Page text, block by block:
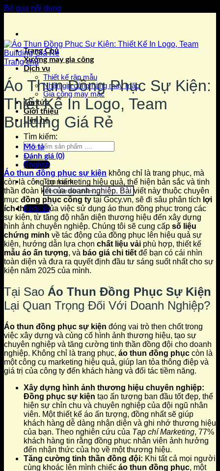
Bỏ qua nội dung
Trang Chủ
Xưởng may gia công
Dịch vụ
Thiết kế rập mẫu
Nhận gia công hàng may mặc
Gia công may mặc
Tin tức
Giới thiệu
Liên hệ
Tìm kiếm:
English
Tìm kiếm:
English
Trang chủ
Áo Thun Đồng Phục Sự Kiện:
Thiết Kế In Logo, Team
Building Giá Rẻ
Mô tả
Đánh giá (0)
Áo thun đồng phục sự kiện không chỉ là trang phục, mà
còn là công cụ marketing hiệu quả, thể hiện bản sắc và tinh
thần đoàn kết của doanh nghiệp. Bài viết này thuộc chuyên
mục đồng phục công ty tại Gocy.vn, sẽ đi sâu phân tích lợi
ích thực tếcủa việc sử dụng áo thun đồng phục trong các
sự kiện, từ tăng độ nhận diện thương hiệu đến xây dựng
hình ảnh chuyên nghiệp. Chúng tôi sẽ cung cấp số liệu
chứng minh về tác động của đồng phục lên hiệu quả sự
kiện, hướng dẫn lựa chọn chất liệu vải phù hợp, thiết kế
mẫu áo ấn tượng, và báo giá chi tiết để bạn có cái nhìn
toàn diện và đưa ra quyết định đầu tư sáng suốt nhất cho sự
kiện năm 2025 của mình.
Tại Sao Áo Thun Đồng Phục Sự Kiện
Lại Quan Trọng Đối Với Doanh Nghiệp?
Áo thun đồng phục sự kiện đóng vai trò then chốt trong
việc xây dựng và củng cố hình ảnh thương hiệu, tạo sự
chuyên nghiệp và tăng cường tinh thần đồng đội cho doanh
nghiệp. Không chỉ là trang phục, áo thun đồng phục còn là
một công cụ marketing hiệu quả, giúp lan tỏa thông điệp và
giá trị của công ty đến khách hàng và đối tác tiềm năng.
Xây dựng hình ảnh thương hiệu chuyên nghiệp:
Đồng phục sự kiện tạo ấn tượng ban đầu tốt đẹp, thể
hiện sự chỉn chu và chuyên nghiệp của đội ngũ nhân
viên. Một thiết kế áo ấn tượng, đồng nhất sẽ giúp
khách hàng dễ dàng nhận diện và ghi nhớ thương hiệu
của bạn. Theo nghiên cứu của Tạp chí Marketing, 77%
khách hàng tin rằng đồng phục nhân viên ảnh hưởng
đến nhận thức của họ về một thương hiệu.
Tăng cường tinh thần đồng đội: Khi tất cả mọi người
cùng khoác lên mình chiếc áo thun đồng phục, một